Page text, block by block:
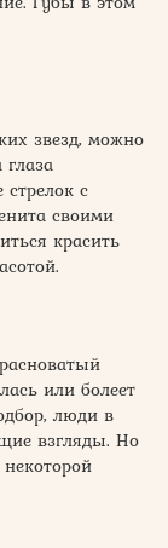
звезд, можно
с
своими
красить
или болеет
люди в
взгляды. Но